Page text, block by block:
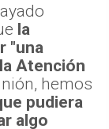
la
"una
Atención
hemos
pudiera
algo